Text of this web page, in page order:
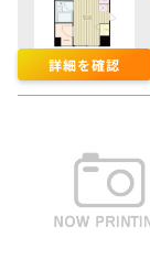
詳細を確認